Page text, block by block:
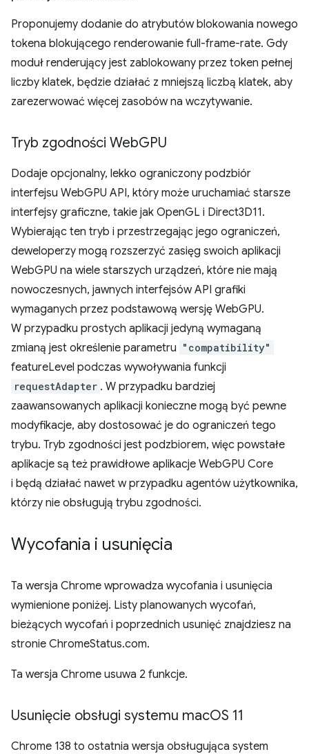
Proponujemy dodanie do atrybutów blokowania nowego
tokena blokującego renderowanie full-frame-rate. Gdy
moduł renderujący jest zablokowany przez token pełnej
liczby klatek, będzie działać z mniejszą liczbą klatek, aby
zarezerwować więcej zasobów na wczytywanie.
Tryb zgodności WebGPU
Dodaje opcjonalny, lekko ograniczony podzbiór
interfejsu WebGPU API, który może uruchamiać starsze
interfejsy graficzne, takie jak OpenGL i Direct3D11.
Wybierając ten tryb i przestrzegając jego ograniczeń,
deweloperzy mogą rozszerzyć zasięg swoich aplikacji
WebGPU na wiele starszych urządzeń, które nie mają
nowoczesnych, jawnych interfejsów API grafiki
wymaganych przez podstawową wersję WebGPU.
W przypadku prostych aplikacji jedyną wymaganą
zmianą jest określenie parametru "compatibility"
featureLevel podczas wywoływania funkcji
requestAdapter . W przypadku bardziej
zaawansowanych aplikacji konieczne mogą być pewne
modyfikacje, aby dostosować je do ograniczeń tego
trybu. Tryb zgodności jest podzbiorem, więc powstałe
aplikacje są też prawidłowe aplikacje WebGPU Core
i będą działać nawet w przypadku agentów użytkownika,
którzy nie obsługują trybu zgodności.
Wycofania i usunięcia
Ta wersja Chrome wprowadza wycofania i usunięcia
wymienione poniżej. Listy planowanych wycofań,
bieżących wycofań i poprzednich usunięć znajdziesz na
stronie ChromeStatus.com.
Ta wersja Chrome usuwa 2 funkcje.
Usunięcie obsługi systemu macOS 11
Chrome 138 to ostatnia wersja obsługująca system